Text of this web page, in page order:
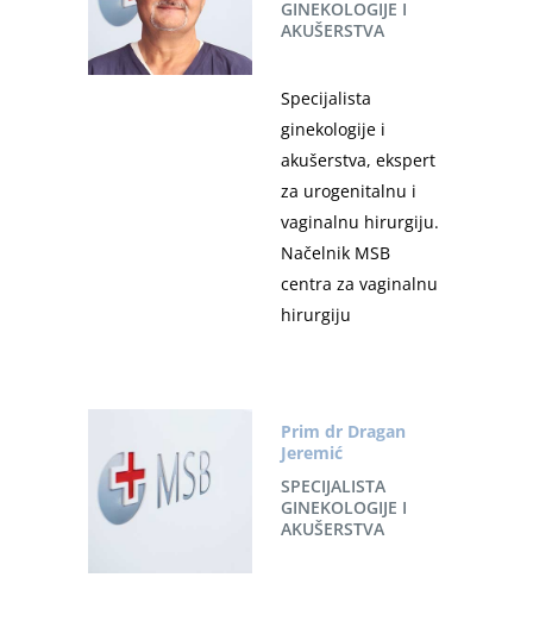
GINEKOLOGIJE I
AKUŠERSTVA
Specijalista
ginekologije i
akušerstva, ekspert
za urogenitalnu i
vaginalnu hirurgiju.
Načelnik MSB
centra za vaginalnu
hirurgiju
Prim dr Dragan
Jeremić
SPECIJALISTA
GINEKOLOGIJE I
AKUŠERSTVA